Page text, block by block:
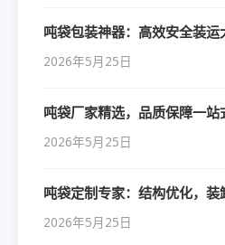
吨袋包装神器：高效安全装运
2026年5月25日
吨袋厂家精选，品质保障一站
2026年5月25日
吨袋定制专家：结构优化，装
2026年5月25日